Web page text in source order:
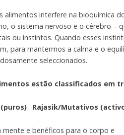
alimentos interfere na bioquímica
o sistema nervoso e o cérebro –
ou instintos. Quando esses
para mantermos a calma e o
seleccionados.
estão classificados em
mente e
Rajasik/Mutativos
benéficos para o corpo e